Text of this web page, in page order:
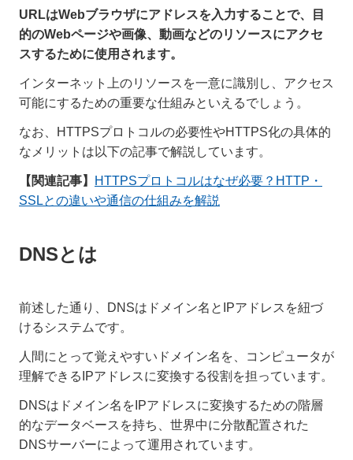
URLはWebブラウザにアドレスを入力することで、目
的のWebページや画像、動画などのリソースにアクセ
スするために使用されます。
インターネット上のリソースを一意に識別し、アクセス
可能にするための重要な仕組みといえるでしょう。
なお、HTTPSプロトコルの必要性やHTTPS化の具体的
なメリットは以下の記事で解説しています。
【関連記事】
HTTPSプロトコルはなぜ必要？HTTP・
SSLとの違いや通信の仕組みを解説
DNSとは
前述した通り、DNSはドメイン名とIPアドレスを紐づ
けるシステムです。
人間にとって覚えやすいドメイン名を、コンピュータが
理解できるIPアドレスに変換する役割を担っています。
DNSはドメイン名をIPアドレスに変換するための階層
的なデータベースを持ち、世界中に分散配置された
DNSサーバーによって運用されています。